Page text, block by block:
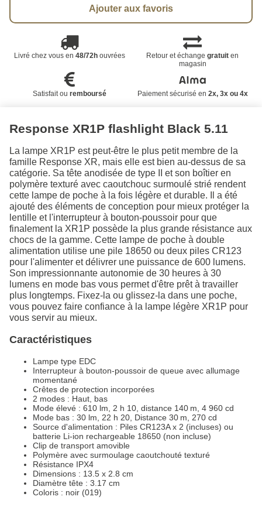
Ajouter aux favoris
Livré chez vous en 48/72houvrées Retour et échangegratuit en
magasin
Satisfait ou remboursé Paiement sécurisé en 2x, 3x ou 4x
Response XR1P flashlight Black 5.11
La lampe XR1P est peut-être le plus petit membre de la
famille Response XR, mais elle est bien au-dessus de sa
catégorie. Sa tête anodisée de type II et son boîtier en
polymère texturé avec caoutchouc surmoulé strié rendent
cette lampe de poche à la fois légère et durable. Il a été
ajouté des éléments de conception pour mieux protéger la
lentille et l'interrupteur à bouton-poussoir pour que
finalement la XR1P possède la plus grande résistance aux
chocs de la gamme. Cette lampe de poche à double
alimentation utilise une pile 18650 ou deux piles CR123
pour l'alimenter et délivrer une puissance de 600 lumens.
Son impressionnante autonomie de 30 heures à 30
lumens en mode bas vous permet d'être prêt à travailler
plus longtemps. Fixez-la ou glissez-la dans une poche,
vous pouvez faire confiance à la lampe légère XR1P pour
vous servir au mieux.
Caractéristiques
Lampe type EDC
Interrupteur à bouton-poussoir de queue avec allumage
momentané
Crêtes de protection incorporées
2 modes : Haut, bas
Mode élevé : 610 lm, 2 h 10, distance 140 m, 4 960 cd
Mode bas : 30 lm, 22 h 20, Distance 30 m, 270 cd
Source d'alimentation : Piles CR123A x 2 (incluses) ou
batterie Li-ion rechargeable 18650 (non incluse)
Clip de transport amovible
Polymère avec surmoulage caoutchouté texturé
Résistance IPX4
Dimensions : 13.5 x 2.8 cm
Diamètre tête : 3.17 cm
Coloris : noir (019)